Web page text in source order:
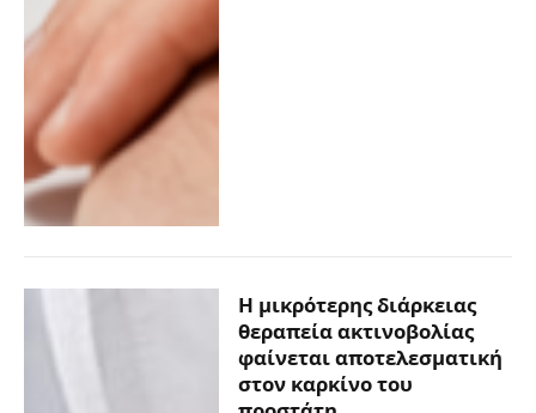
Η μικρότερης διάρκειας
θεραπεία ακτινοβολίας
φαίνεται αποτελεσματική
στον καρκίνο του